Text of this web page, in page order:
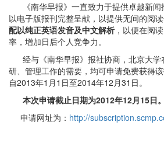
《南华早报》一直致力于提供卓越新闻
以电子版报刊完整呈献，以提供无间的阅读
配以纯正英语发音及中文解析 ，以便在阅
率，增加日后个人竞争力。
经与《南华早报》报社协商，北京大学
研、管理工作的需要，均可申请免费获得
自2013年1月1日至2014年12月31日。
本次申请截止日期为2012年12月15日。
申请网址为： http://